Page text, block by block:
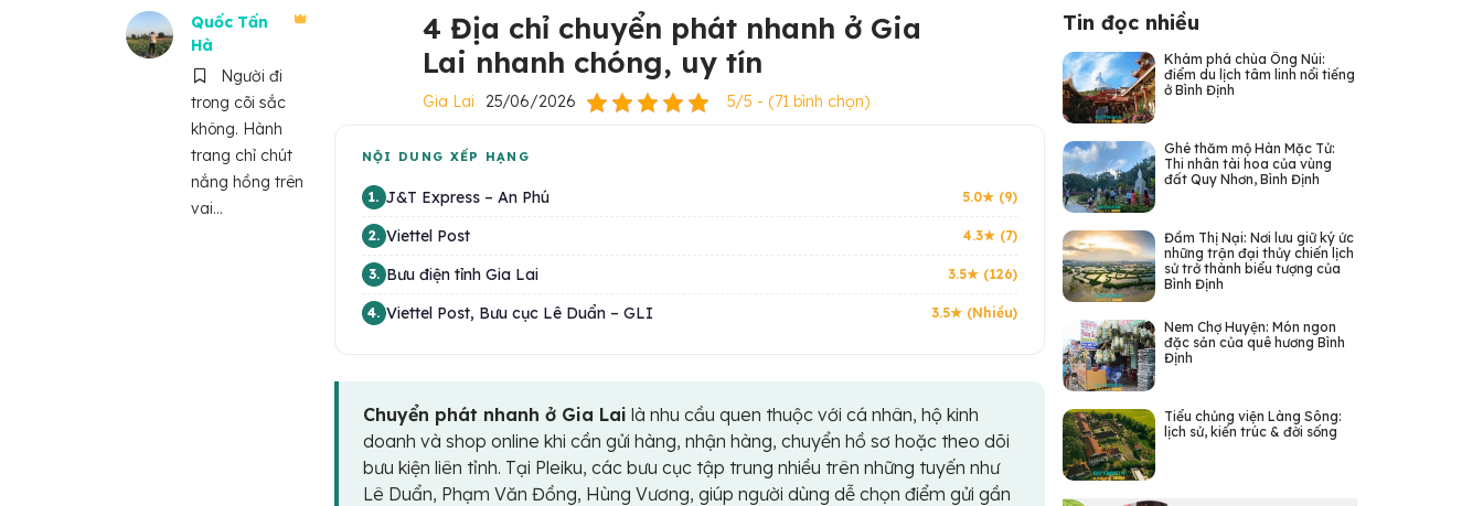
Quốc Tấn
Hà
Người đi
trong cõi sắc
không. Hành
trang chỉ chút
nắng hồng trên
vai...
4 Địa chỉ chuyển phát nhanh ở Gia
Lai nhanh chóng, uy tín
Gia Lai 25/06/2026 5/5 - (71 bình chọn)
NỘI DUNG XẾP HẠNG
1. J&T Express – An Phú 5.0★ (9)
2. Viettel Post 4.3★ (7)
3. Bưu điện tỉnh Gia Lai 3.5★ (126)
4. Viettel Post, Bưu cục Lê Duẩn – GLI 3.5★ (Nhiều)
Chuyển phát nhanh ở Gia Lai là nhu cầu quen thuộc với cá nhân, hộ kinh
doanh và shop online khi cần gửi hàng, nhận hàng, chuyển hồ sơ hoặc theo dõi
bưu kiện liên tỉnh. Tại Pleiku, các bưu cục tập trung nhiều trên những tuyến như
Lê Duẩn, Phạm Văn Đồng, Hùng Vương, giúp người dùng dễ chọn điểm gửi gần
Tin đọc nhiều
Khám phá chùa Ông Núi:
điểm du lịch tâm linh nổi tiếng
ở Bình Định
Ghé thăm mộ Hàn Mặc Tử:
Thi nhân tài hoa của vùng
đất Quy Nhơn, Bình Định
Đầm Thị Nại: Nơi lưu giữ ký ức
những trận đại thủy chiến lịch
sử trở thành biểu tượng của
Bình Định
Nem Chợ Huyện: Món ngon
đặc sản của quê hương Bình
Định
Tiểu chủng viện Làng Sông:
lịch sử, kiến trúc & đời sống